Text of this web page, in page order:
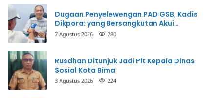
Dugaan Penyelewengan PAD GSB, Kadis
Dikpora: yang Bersangkutan Akui
Perbuatannya dan Siap Mengembalikan
7 Agustus 2026 280
Rusdhan Ditunjuk Jadi Plt Kepala Dinas
Sosial Kota Bima
3 Agustus 2026 224